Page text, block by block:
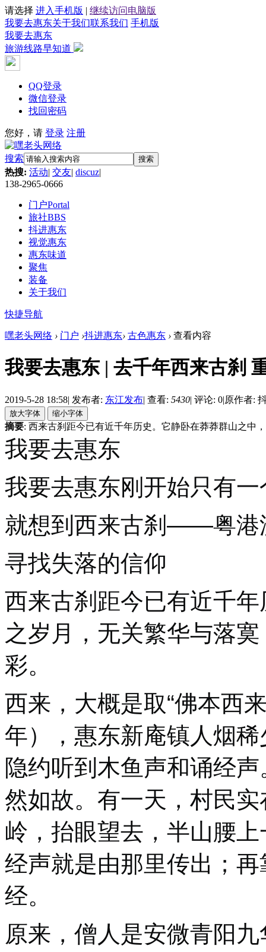
请选择 进入手机版 | 继续访问电脑版
我要去惠东关于我们联系我们 手机版
我要去惠东
旅游线路早知道
QQ登录
微信登录
找回密码
您好，请 登录 注册
搜索 搜索
热搜: 活动| 交友| discuz|
138-2965-0666
门户Portal
旅社BBS
抖进惠东
视觉惠东
惠东味道
聚焦
装备
关于我们
快捷导航
嘿老头网络 › 门户 ›抖进惠东› 古色惠东 › 查看内容
我要去惠东 | 去千年西来古刹
2019-5-28 18:58| 发布者: 东江发布| 查看: 5430| 评论: 0|原作者:
摘要: 西来古刹距今已有近千年历史。它静卧在莽莽群山之中
我要去惠东
我要去惠东刚开始只有一
就想到西来古刹——粤港
寻找失落的信仰
西来古刹距今已有近千
之岁月，无关繁华与落
彩。
西来，大概是取“佛本西
年），惠东新庵镇人烟
隐约听到木鱼声和诵经
然如故。有一天，村民
岭，抬眼望去，半山腰
经声就是由那里传出；
经。
原来，僧人是安微青阳